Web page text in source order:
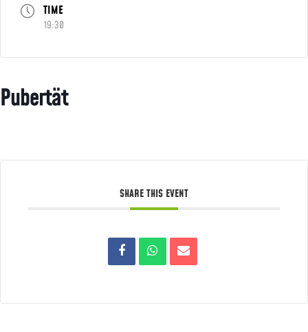
TIME
19:30
Pubertät
SHARE THIS EVENT